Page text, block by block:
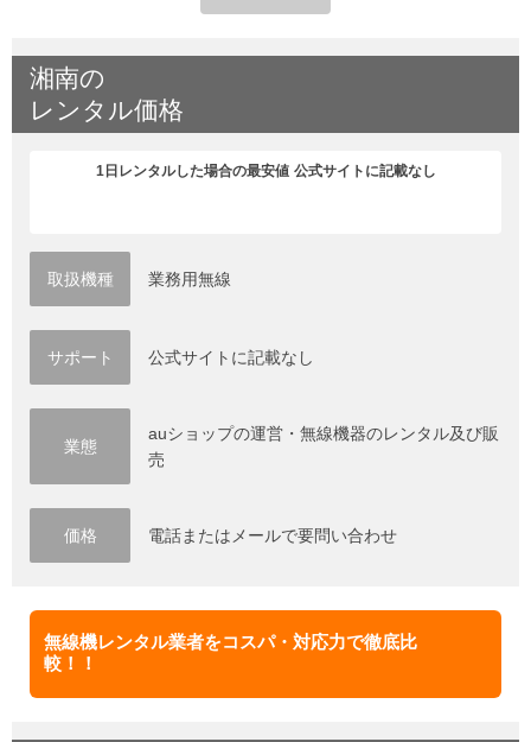
湘南の
レンタル価格
1日レンタルした場合の最安値 公式サイトに記載なし
取扱機種 業務用無線
サポート 公式サイトに記載なし
業態
auショップの運営・無線機器のレンタル及び販
売
価格 電話またはメールで要問い合わせ
無線機レンタル業者をコスパ・対応力で徹底比
較！！